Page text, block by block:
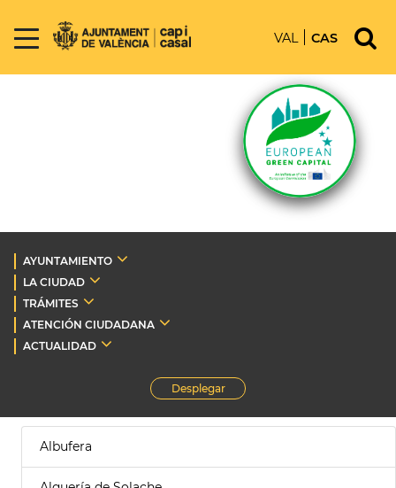
VAL CAS
AYUNTAMIENTO
LA CIUDAD
TRÁMITES
ATENCIÓN CIUDADANA
ACTUALIDAD
Desplegar
Albufera